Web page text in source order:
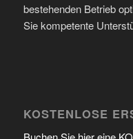
bestehenden Betrieb
Sie kompetente
KOSTENLOSE